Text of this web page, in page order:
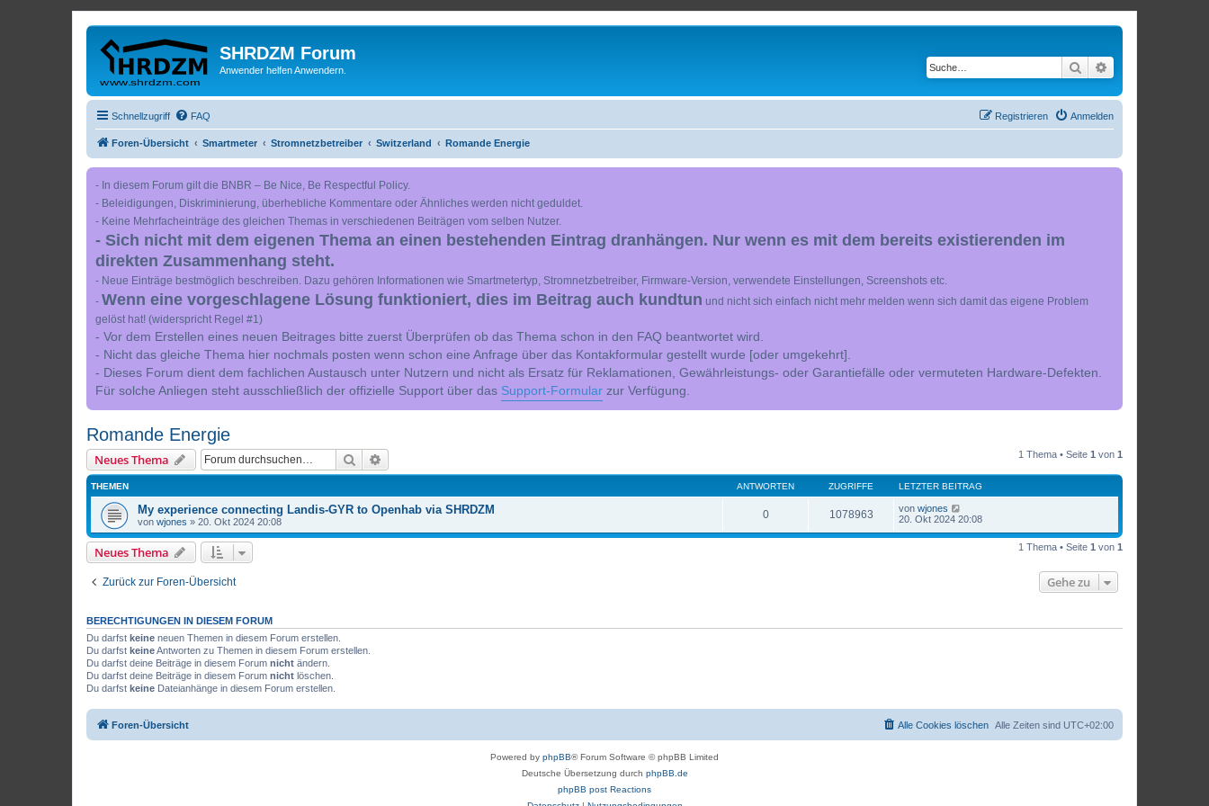
SHRDZM Forum
Anwender helfen Anwendern. Suche
Schnellzugriff FAQ Anmelden
Registrieren
Foren-Übersicht Smartmeter Stromnetzbetreiber Switzerland Romande Energie
- In diesem Forum gilt die BNBR – Be Nice, Be Respectful Policy.
- Beleidigungen, Diskriminierung, überhebliche Kommentare oder Ähnliches werden nicht geduldet.
- Keine Mehrfacheinträge des gleichen Themas in verschiedenen Beiträgen vom selben Nutzer.
- Sich nicht mit dem eigenen Thema an einen bestehenden Eintrag dranhängen. Nur wenn es mit dem bereits existierenden im
direkten Zusammenhang steht.
- Neue Einträge bestmöglich beschreiben. Dazu gehören Informationen wie Smartmetertyp, Stromnetzbetreiber, Firmware-Version, verwendete Einstellungen, Screenshots etc.
- Wenn eine vorgeschlagene Lösung funktioniert, dies im Beitrag auch kundtun und nicht sich einfach nicht mehr melden wenn sich damit das eigene Problem
gelöst hat! (widerspricht Regel #1)
- Vor dem Erstellen eines neuen Beitrages bitte zuerst Überprüfen ob das Thema schon in den FAQ beantwortet wird.
- Nicht das gleiche Thema hier nochmals posten wenn schon eine Anfrage über das Kontakformular gestellt wurde [oder umgekehrt].
- Dieses Forum dient dem fachlichen Austausch unter Nutzern und nicht als Ersatz für Reklamationen, Gewährleistungs- oder Garantiefälle oder vermuteten Hardware-Defekten.
Für solche Anliegen steht ausschließlich der offizielle Support über das Support-Formular zur Verfügung.
Romande Energie
Neues Thema Suche 1 Thema • Seite 1 von 1
THEMEN ANTWORTEN ZUGRIFFE LETZTER BEITRAG
My experience connecting Landis-GYR to Openhab via SHRDZM
von wjones » 20. Okt 2024 20:08
0 1078963 von wjones
20. Okt 2024 20:08
Neues Thema 1 Thema • Seite 1 von 1
Zurück zur Foren-Übersicht Gehe zu
BERECHTIGUNGEN IN DIESEM FORUM
Du darfst keine neuen Themen in diesem Forum erstellen.
Du darfst keineAntworten zu Themen in diesem Forum erstellen.
Du darfst deine Beiträge in diesem Forum nicht ändern.
Du darfst deine Beiträge in diesem Forum nicht löschen.
Du darfst keine Dateianhänge in diesem Forum erstellen.
Foren-Übersicht Alle Zeiten sind UTC+02:00
Alle Cookies löschen
Powered by phpBB® Forum Software © phpBB Limited
Deutsche Übersetzung durch phpBB.de
phpBB post Reactions